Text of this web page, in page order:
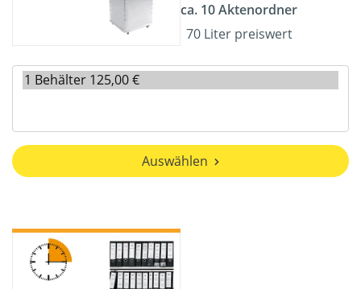
ca. 10 Aktenordner
70 Liter preiswert
Auswählen